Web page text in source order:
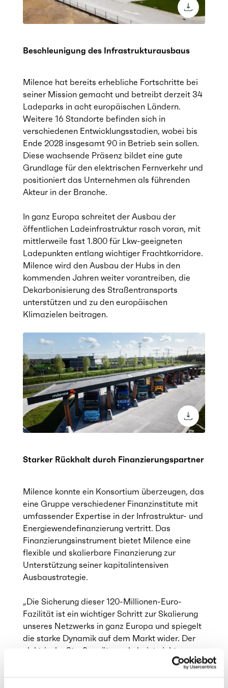
Beschleunigung des Infrastrukturausbaus
Milence hat bereits erhebliche Fortschritte bei
seiner Mission gemacht und betreibt derzeit 34
Ladeparks in acht europäischen Ländern.
Weitere 16 Standorte befinden sich in
verschiedenen Entwicklungsstadien, wobei bis
Ende 2028 insgesamt 90 in Betrieb sein sollen.
Diese wachsende Präsenz bildet eine gute
Grundlage für den elektrischen Fernverkehr und
positioniert das Unternehmen als führenden
Akteur in der Branche.
In ganz Europa schreitet der Ausbau der
öffentlichen Ladeinfrastruktur rasch voran, mit
mittlerweile fast 1.800 für Lkw-geeigneten
Ladepunkten entlang wichtiger Frachtkorridore.
Milence wird den Ausbau der Hubs in den
kommenden Jahren weiter vorantreiben, die
Dekarbonisierung des Straßentransports
unterstützen und zu den europäischen
Klimazielen beitragen.
Starker Rückhalt durch Finanzierungspartner
Milence konnte ein Konsortium überzeugen, das
eine Gruppe verschiedener Finanzinstitute mit
umfassender Expertise in der Infrastruktur- und
Energiewendefinanzierung vertritt. Das
Finanzierungsinstrument bietet Milence eine
flexible und skalierbare Finanzierung zur
Unterstützung seiner kapitalintensiven
Ausbaustrategie.
„Die Sicherung dieser 120-Millionen-Euro-
Fazilität ist ein wichtiger Schritt zur Skalierung
unseres Netzwerks in ganz Europa und spiegelt
die starke Dynamik auf dem Markt wider. Der
elektrische Straßengüterverkehr ist nicht nur
zentral für die Dekarbonisierung des Verkehrs,